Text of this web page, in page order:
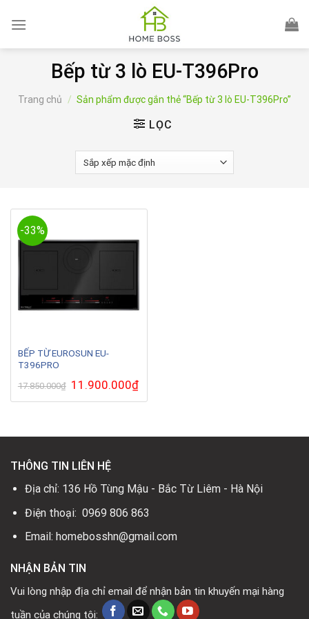
Bếp từ 3 lò EU-T396Pro
Trang chủ / Sản phẩm được gắn thẻ “Bếp từ 3 lò EU-T396Pro”
LỌC
-33%
BẾP TỪ EUROSUN EU-
T396PRO
17.850.000₫ Giá
gốc
là:
11.900.000₫Giá
hiện
tại
THÔNG TIN LIÊN HỆ
Địa chỉ: 136 Hồ Tùng Mậu - Bắc Từ Liêm - Hà Nội
Điện thoại: 0969 806 863
Email: homebosshn@gmail.com
NHẬN BẢN TIN
Vui lòng nhập địa chỉ email để nhận bản tin khuyến mại hàng
tuần của chúng tôi: